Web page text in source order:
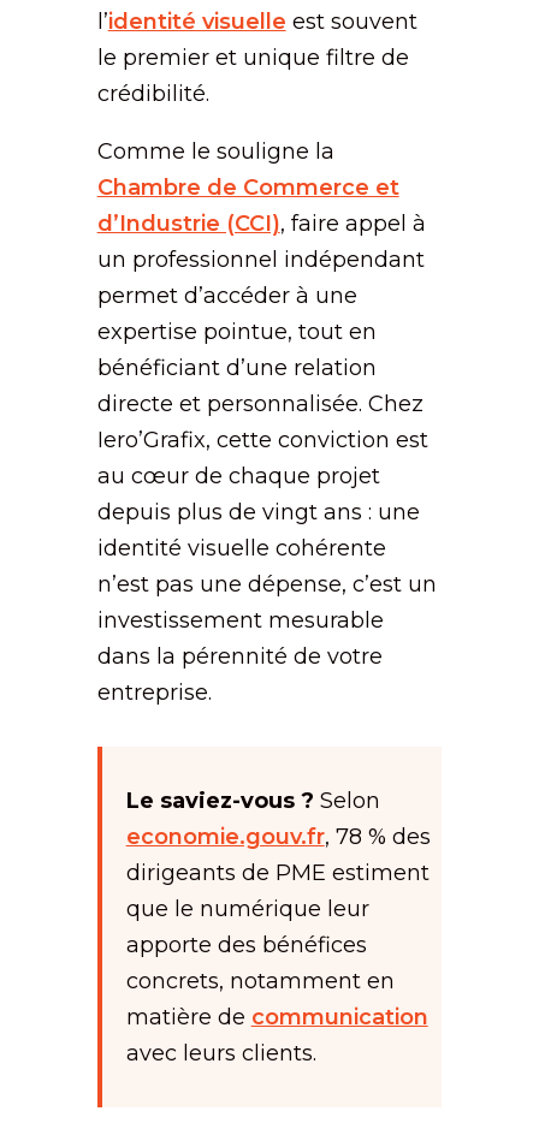
l’identité visuelle est souvent
le premier et unique filtre de
crédibilité.
Comme le souligne la
Chambre de Commerce et
d’Industrie (CCI), faire appel à
un professionnel indépendant
permet d’accéder à une
expertise pointue, tout en
bénéficiant d’une relation
directe et personnalisée. Chez
Iero’Grafix, cette conviction est
au cœur de chaque projet
depuis plus de vingt ans : une
identité visuelle cohérente
n’est pas une dépense, c’est un
investissement mesurable
dans la pérennité de votre
entreprise.
Le saviez-vous ? Selon
economie.gouv.fr, 78 % des
dirigeants de PME estiment
que le numérique leur
apporte des bénéfices
concrets, notamment en
matière de communication
avec leurs clients.